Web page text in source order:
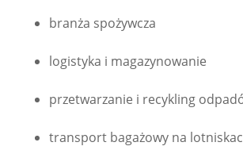
branża spożywcza
logistyka i magazynowanie
przetwarzanie i recykling
transport bagażowy na